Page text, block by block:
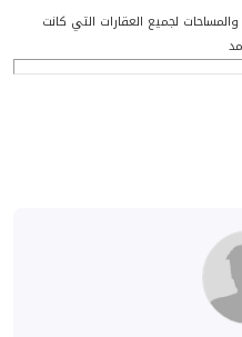
لجميع العقارات التي كانت